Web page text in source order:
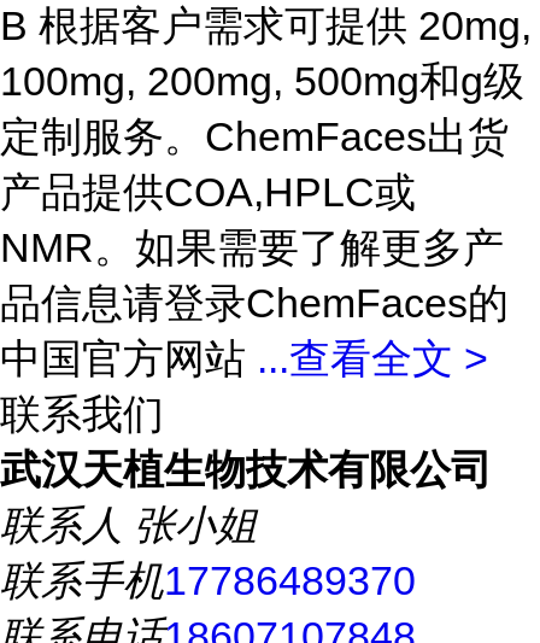
B 根据客户需求可提供 20mg,
100mg, 200mg, 500mg和g级
定制服务。ChemFaces出货
产品提供COA,HPLC或
NMR。如果需要了解更多产
品信息请登录ChemFaces的
中国官方网站 ...查看全文 >
联系我们
武汉天植生物技术有限公司
联系人 张小姐
联系手机17786489370